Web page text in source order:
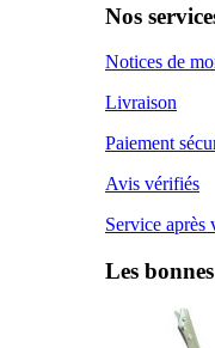
Nos
Notices de
Livraison
Paiement
Avis vérifiés
Service après
Les